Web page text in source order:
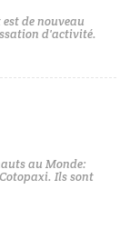
de nouveau
d'activité.
au Monde:
Ils sont